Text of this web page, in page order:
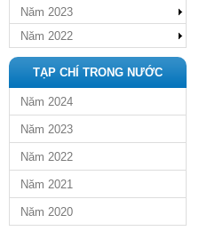
Năm 2023
Năm 2022
TẠP CHÍ TRONG NƯỚC
Năm 2024
Năm 2023
Năm 2022
Năm 2021
Năm 2020